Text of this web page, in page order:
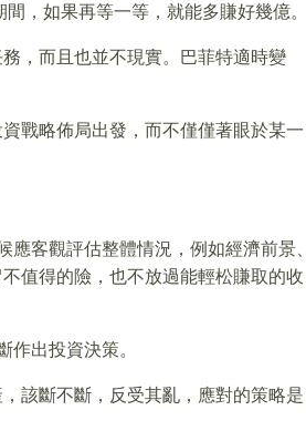
，如果再等一等，就能多賺好幾億。
，而且也並不現實。巴菲特適時變
戰略佈局出發，而不僅僅著眼於某一
客觀評估整體情況，例如經濟前景、
值得的險，也不放過能輕松賺取的收
作出投資決策。
該斷不斷，反受其亂，應對的策略是